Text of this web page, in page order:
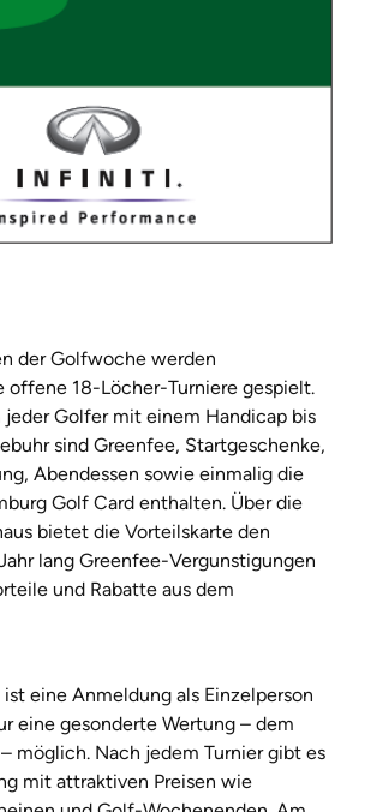
der Golfwoche werden
offene 18-Löcher-Turniere gespielt.
jeder Golfer mit einem Handicap bis
sind Greenfee, Startgeschenke,
Abendessen sowie einmalig die
Golf Card enthalten. Über die
bietet die Vorteilskarte den
lang Greenfee-Vergunstigungen
und Rabatte aus dem
eine Anmeldung als Einzelperson
eine gesonderte Wertung – dem
möglich. Nach jedem Turnier gibt es
mit attraktiven Preisen wie